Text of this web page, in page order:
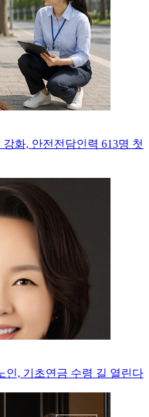
화, 안전전담인력 613명 첫
인, 기초연금 수령 길 열린다